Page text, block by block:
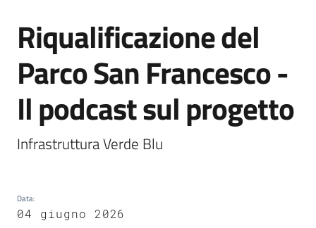
Servizi
Vivere
Nonantola
gli
argomenti...
Salta al contenuto
Riqualificazione del
Parco San Francesco -
Il podcast sul progetto
Infrastruttura Verde Blu
Data:
04 giugno 2026